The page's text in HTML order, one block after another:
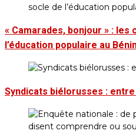
« Camarades, bonjour » : les
l’éducation populaire au
Syndicats biélorusses :